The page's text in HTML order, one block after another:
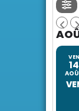
VEN
14